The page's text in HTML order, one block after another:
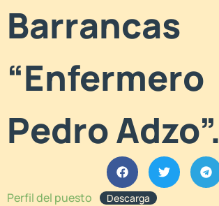
Barrancas
“Enfermero
Pedro Adzo”.
Perfil del puesto Descarga